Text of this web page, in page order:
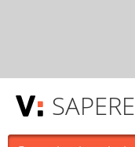
SAPERE